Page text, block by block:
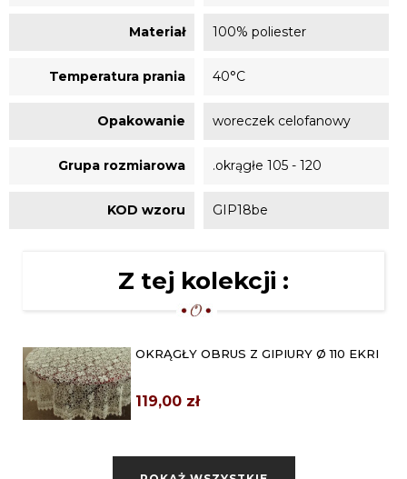
Materiał 100% poliester
Temperatura prania 40°C
Opakowanie woreczek celofanowy
Grupa rozmiarowa .okrągłe 105 - 120
KOD wzoru GIP18be
Z tej kolekcji :
OKRĄGŁY OBRUS Z GIPIURY Ø 110 EKRI
119,00 zł